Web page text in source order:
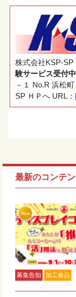
株式会社KSP-SP
験サービス受付中
－１ No.R 浜松
SP ＨＰへ URL：
最新のコンテ
募集告知 加工食品